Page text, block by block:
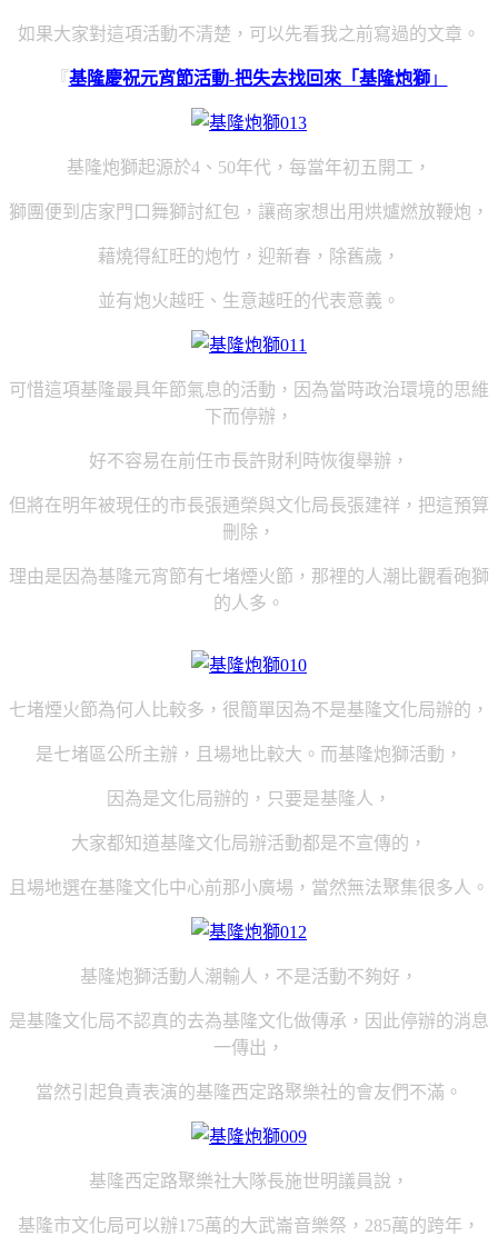
如果大家對這項活動不清楚，可以先看我之前寫過的文章。
『基隆慶祝元宵節活動-把失去找回來「基隆炮獅」
基隆炮獅起源於4 、 50年代，每當年初五開工，
獅團便到店家門口舞獅討紅包，讓商家想出用烘爐燃放鞭炮，
藉燒得紅旺的炮竹，迎新春，除舊歲，
並有炮火越旺、生意越旺的代表意義。
可惜這項基隆最具年節氣息的活動，因為當時政治環境的思維
下而停辦，
好不容易在前任市長許財利時恢復舉辦，
但將在明年被現任的市長張通榮與文化局長張建祥，把這預算
刪除，
理由是因為基隆元宵節有七堵煙火節，那裡的人潮比觀看砲獅
的人多。
七堵煙火節為何人比較多，很簡單因為不是基隆文化局辦的，
是七堵區公所主辦，且場地比較大。而基隆炮獅活動，
因為是文化局辦的，只要是基隆人，
大家都知道基隆文化局辦活動都是不宣傳的，
且場地選在基隆文化中心前那小廣場，當然無法聚集很多人。
基隆炮獅活動人潮輸人，不是活動不夠好，
是基隆文化局不認真的去為基隆文化做傳承，因此停辦的消息
一傳出，
當然引起負責表演的基隆西定路聚樂社的會友們不滿 。
基隆西定路聚樂社大隊長施世明議員說，
基隆市文化局可以辦175萬的大武崙音樂祭， 285萬的跨年，